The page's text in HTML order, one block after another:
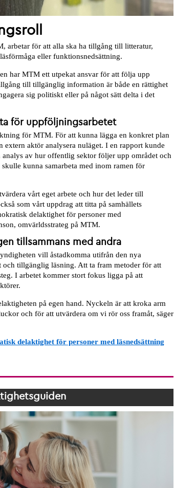
arbetar för att alla ska ha tillgång till litteratur,
eller funktionsnedsättning.
har MTM ett utpekat ansvar för att följa upp
till tillgänglig information är både en rättighet
sig politiskt eller på något sätt delta i det
för uppföljningsarbetet
för MTM. För att kunna lägga en konkret plan
aktör analysera nuläget. I en rapport kunde
av hur offentlig sektor följer upp området och
kunna samarbeta med inom ramen för
vårt eget arbete och hur det leder till
som vårt uppdrag att titta på samhällets
delaktighet för personer med
omvärldsstrateg på MTM.
tillsammans med andra
vill åstadkomma utifrån den nya
tillgänglig läsning. Att ta fram metoder för att
I arbetet kommer stort fokus ligga på att
på egen hand. Nyckeln är att kroka arm
och för att utvärdera om vi rör oss framåt, säger
delaktighet för personer med läsnedsättning